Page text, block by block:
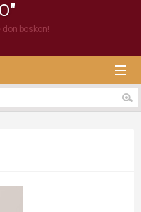
don boskon!